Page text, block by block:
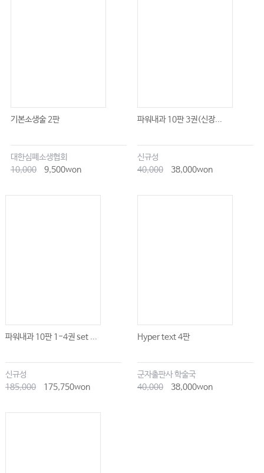
기본소생술 2판
대한심폐소생협회
10,000
9,500won
파워내과 10판 3권(신장...
신규성
40,000
38,000won
파워내과 10판 1-4권 set ...
신규성
185,000
175,750won
Hyper text 4판
군자출판사 학술국
40,000
38,000won